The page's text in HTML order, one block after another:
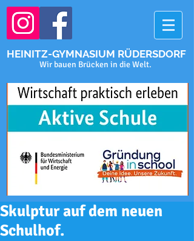
HEINITZ-GYMNASIUM RÜDERSDORF
Wir bauen Brücken in die Welt.
Skulptur auf dem neuen
Schulhof.